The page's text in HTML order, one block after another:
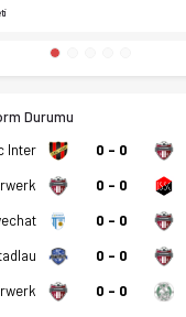
Durumu
Inter 0 - 0
0 - 0
0 - 0
0 - 0
0 - 0